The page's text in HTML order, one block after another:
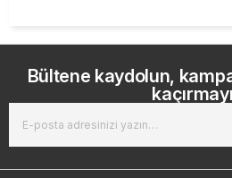
Bültene kaydolun,